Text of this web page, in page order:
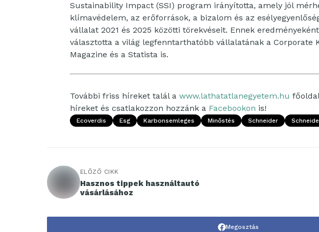
Sustainability Impact (SSI) program irányította, amely jól
klímavédelem, az erőforrások, a bizalom és az
vállalat 2021 és 2025 közötti törekvéseit. Ennek
választotta a világ legfenntarthatóbb vállalatának a Corporate
Magazine és a Statista is.
További friss híreket talál a www.lathatatlanegyetem.hu
híreket és csatlakozzon hozzánk a Facebookon is!
Ecoverdis Esg Karbonsemleges Minőstés Schneider
ELŐZŐ CIKK
Hasznos tippek használtautó
vásárlásához
Megosztás